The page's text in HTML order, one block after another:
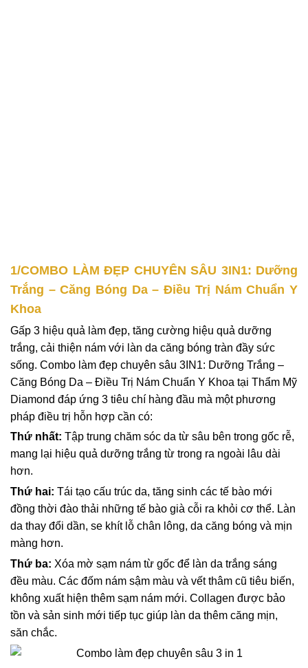
1/COMBO LÀM ĐẸP CHUYÊN SÂU 3IN1: Dưỡng
Trắng – Căng Bóng Da – Điều Trị Nám Chuẩn Y
Khoa
Gấp 3 hiệu quả làm đẹp, tăng cường hiệu quả dưỡng
trắng, cải thiện nám với làn da căng bóng tràn đầy sức
sống. Combo làm đẹp chuyên sâu 3IN1: Dưỡng Trắng –
Căng Bóng Da – Điều Trị Nám Chuẩn Y Khoa tại Thẩm Mỹ
Diamond đáp ứng 3 tiêu chí hàng đầu mà một phương
pháp điều trị hỗn hợp cần có:
Thứ nhất: Tập trung chăm sóc da từ sâu bên trong gốc rễ,
mang lại hiệu quả dưỡng trắng từ trong ra ngoài lâu dài
hơn.
Thứ hai: Tái tạo cấu trúc da, tăng sinh các tế bào mới
đồng thời đào thải những tế bào già cỗi ra khỏi cơ thể. Làn
da thay đổi dần, se khít lỗ chân lông, da căng bóng và mịn
màng hơn.
Thứ ba: Xóa mờ sạm nám từ gốc để làn da trắng sáng
đều màu. Các đốm nám sậm màu và vết thâm cũ tiêu biến,
không xuất hiện thêm sạm nám mới. Collagen được bảo
tồn và sản sinh mới tiếp tục giúp làn da thêm căng mịn,
săn chắc.